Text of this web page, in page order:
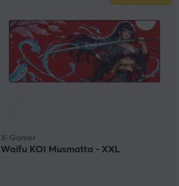
X-Gamer
Waifu KOI Musmatta - XXL